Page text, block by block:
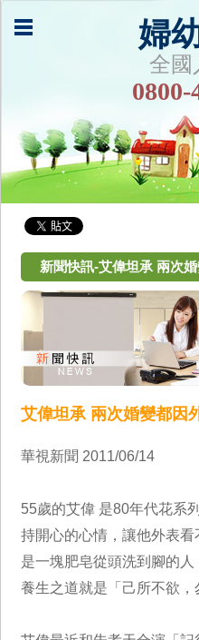
婦
全國
0800-
新聞快訊-艾偉坦承 兩次
艾偉坦承 兩次婚變都因
華視新聞 2011/06/14
55歲的艾偉 是80年代花系
持開心的心情，讓他外表
是一塊肥皂從頭洗到腳的
養生之道就是「己所不欲，